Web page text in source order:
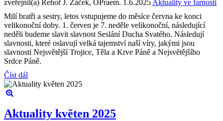
zveřejnil(a) Řehoř J. Žáček, OPraem. 1.6.2025 Aktuality ve farnosti
Milí bratři a sestry, letos vstupujeme do měsíce června ke konci
velikonoční doby. 1. červen je 7. neděle velikonoční, následující
neděli budeme slavit slavnost Seslání Ducha Svatého. Následují
slavnosti, které oslavují velká tajemství naší víry, jakými jsou
slavnosti Nejsvětější Trojice, Těla a Krve Páně a Nejsvětějšího
Srdce Páně.
Číst dál
Aktuality květen 2025